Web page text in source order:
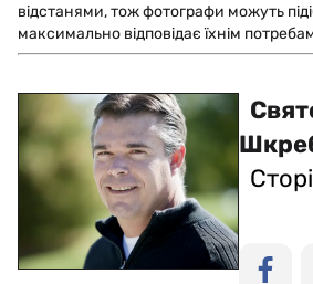
відстанями, тож фотографи можуть
максимально відповідає їхнім